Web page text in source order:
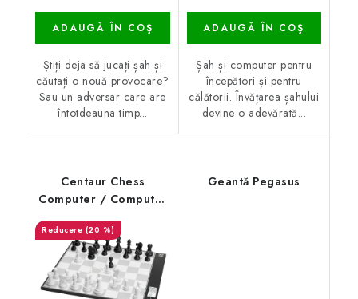
ADAUGĂ ÎN COŞ
Știți deja să jucați șah și
căutați o nouă provocare?
Sau un adversar care are
întotdeauna timp...
ADAUGĂ ÎN COŞ
Șah și computer pentru
începători și pentru
călătorii. Învățarea șahului
devine o adevărată...
Centaur Chess
Computer / Computer
(20 %)
Geantă Pegasus